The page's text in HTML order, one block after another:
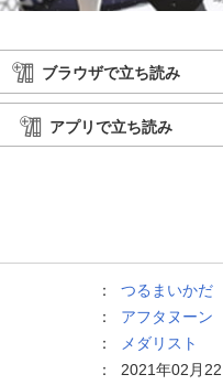
ブラウザで立ち読み
アプリで立ち読み
： つるまいかだ
： アフタヌーン
：
メダリスト
： 2021年02月22